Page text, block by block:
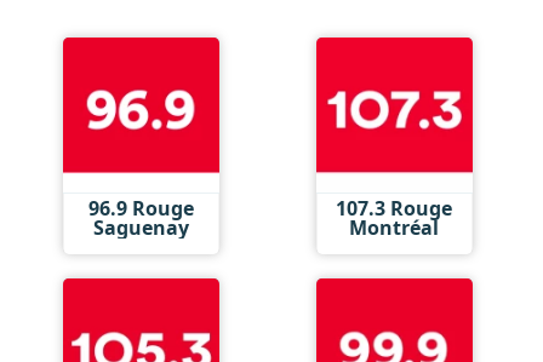
96.9 Rouge
Saguenay
107.3 Rouge
Montréal